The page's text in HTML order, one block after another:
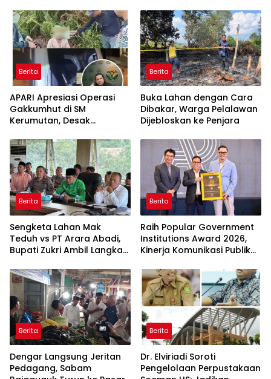
Nasional
Berita
APARI Apresiasi Operasi
Gakkumhut di SM
Kerumutan, Desak
Jaringan Pembalak Liar
Berita
Buka Lahan dengan Cara
Dibakar, Warga Pelalawan
Dijebloskan ke Penjara
Berita
Sengketa Lahan Mak
Teduh vs PT Arara Abadi,
Bupati Zukri Ambil Langkah
Berita
Raih Popular Government
Institutions Award 2026,
Kinerja Komunikasi Publik
Kembali Diakui
Berita
Dengar Langsung Jeritan
Pedagang, Sabam
Berita
Dr. Elviriadi Soroti
Pengelolaan Perpustakaan